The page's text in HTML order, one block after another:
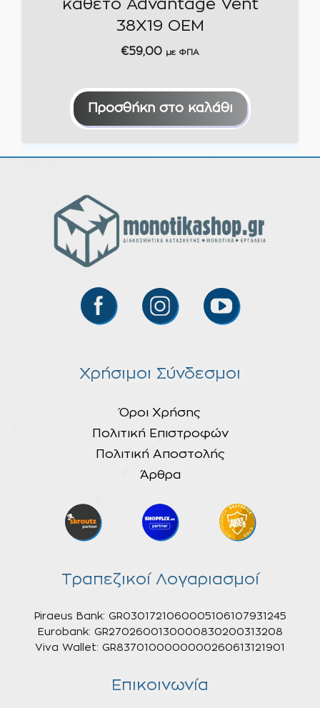
κάθετο Advantage Vent
38X19 OEM
€59,00 με ΦΠΑ
Προσθήκη στο καλάθι
Χρήσιμοι Σύνδεσμοι
Όροι Χρήσης
Πολιτική Επιστροφών
Πολιτική Αποστολής
Άρθρα
Τραπεζικοί Λογαριασμοί
Piraeus Bank: GR0301721060005106107931245
Eurobank: GR2702600130000830200313208
Viva Wallet: GR8370100000000260613121901
Επικοινωνία